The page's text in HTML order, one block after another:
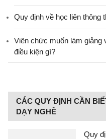
Quy định về học liên thông
Viên chức muốn làm giảng
điều kiện gì?
CÁC QUY ĐỊNH CẦN
DẠY NGHỀ
Quy